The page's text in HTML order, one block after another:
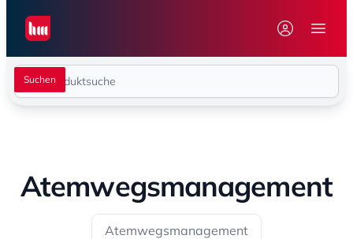
Seiwert GmbH
Menü
Atemwegsmanagement
Atemwegsmanagement